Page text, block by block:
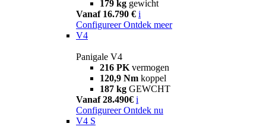
179 kg gewicht
Vanaf 16.790 € i
Configureer Ontdek meer
V4
Panigale V4
216 PK vermogen
120,9 Nm koppel
187 kg GEWCHT
Vanaf 28.490€ i
Configureer Ontdek nu
V4 S